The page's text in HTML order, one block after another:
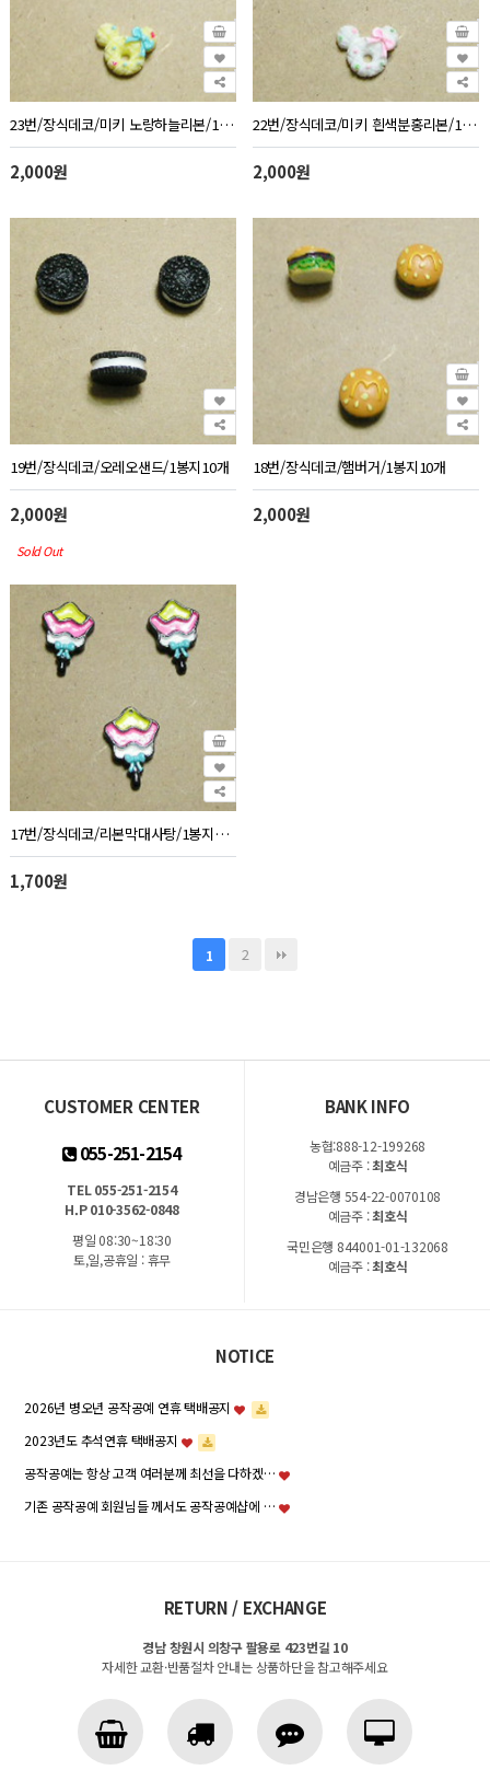
23번/장식데코/미키 노랑하늘리본/1봉지10개
2,000원
22번/장식데코/미키 흰색분홍리본/1봉지10개
2,000원
19번/장식데코/오레오샌드/1봉지10개
2,000원
Sold Out
18번/장식데코/햄버거/1봉지10개
2,000원
17번/장식데코/리본막대사탕/1봉지10개
1,700원
1 2
CUSTOMER CENTER
055-251-2154
TEL 055-251-2154
H.P 010-3562-0848
평일 08:30~18:30
토,일,공휴일 : 휴무
BANK INFO
농협:888-12-199268
예금주 :최호식
경남은행 554-22-0070108
예금주 :최호식
국민은행 844001-01-132068
예금주 :최호식
NOTICE
2026년 병오년 공작공예 연휴 택배공지
2023년도 추석연휴 택배공지
공작공예는 항상 고객 여러분께 최선을 다하겠…
기존 공작공예 회원님들 께서도 공작공예샵에 …
RETURN / EXCHANGE
경남 창원시 의창구 팔용로 423번길 10
자세한 교환·반품절차 안내는 상품하단을 참고해주세요